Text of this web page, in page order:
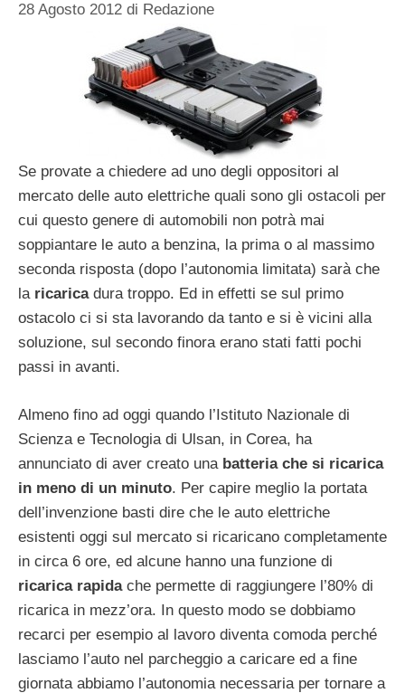
28 Agosto 2012 di Redazione
Se provate a chiedere ad uno degli oppositori al
mercato delle auto elettriche quali sono gli ostacoli per
cui questo genere di automobili non potrà mai
soppiantare le auto a benzina, la prima o al massimo
seconda risposta (dopo l’autonomia limitata) sarà che
la ricaricadura troppo. Ed in effetti se sul primo
ostacolo ci si sta lavorando da tanto e si è vicini alla
soluzione, sul secondo finora erano stati fatti pochi
passi in avanti.
Almeno fino ad oggi quando l’Istituto Nazionale di
Scienza e Tecnologia di Ulsan, in Corea, ha
annunciato di aver creato una batteria che si ricarica
in meno di un minuto. Per capire meglio la portata
dell’invenzione basti dire che le auto elettriche
esistenti oggi sul mercato si ricaricano completamente
in circa 6 ore, ed alcune hanno una funzione di
ricarica rapidache permette di raggiungere l’80% di
ricarica in mezz’ora. In questo modo se dobbiamo
recarci per esempio al lavoro diventa comoda perché
lasciamo l’auto nel parcheggio a caricare ed a fine
giornata abbiamo l’autonomia necessaria per tornare a